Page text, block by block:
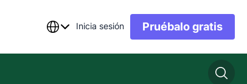
Inicia sesión Pruébalo gratis